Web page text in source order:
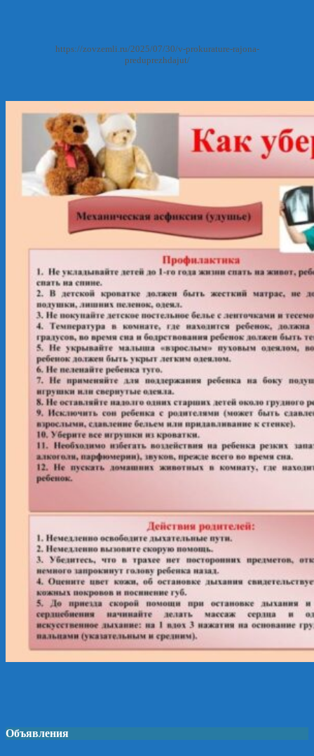
https://zovzemli.ru/2025/07/30/v-prokurature-rajona-
preduprezhdajut/
Объявления